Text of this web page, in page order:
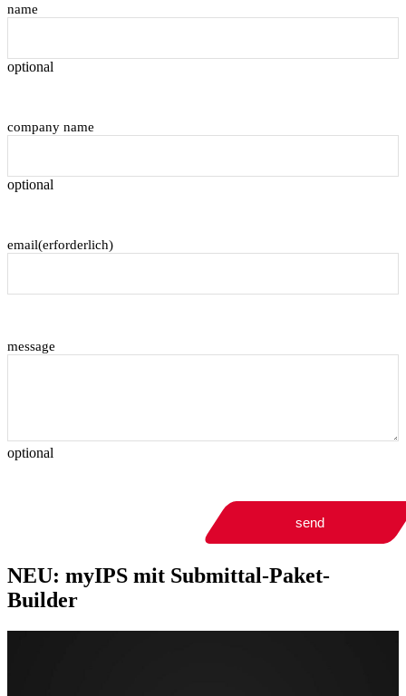
name
optional
company name
optional
email(erforderlich)
message
optional
send
NEU: myIPS mit Submittal-Paket-
Builder